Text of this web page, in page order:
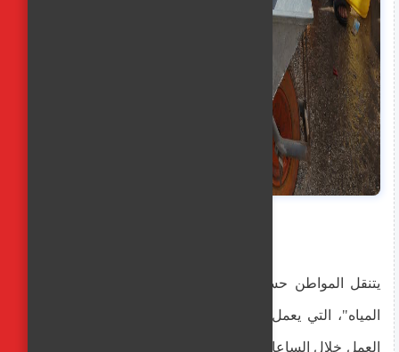
يتنقل المواطن حسين المسارعي بين أجهزة محطة "تحلية
المياه"، التي يعمل بها شمال قطاع غزة، عقب توقفها عن
العمل خلال الساعات الماضية بسبب عدم توفر الوقود اللازم